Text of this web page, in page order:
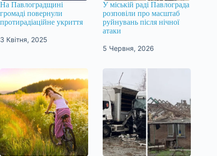
На Павлоградщині
громаді повернули
протирадіаційне укриття
3 Квітня, 2025
У міській раді Павлограда
розповіли про масштаб
руйнувань після нічної
атаки
5 Червня, 2026